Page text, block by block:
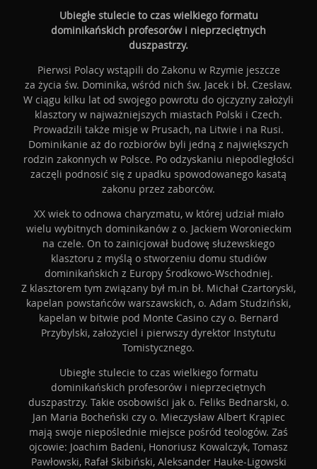
Ubiegłe stulecie to czas wielkiego formatu
dominikańskich profesorów i nieprzeciętnych
duszpastrzy.
Pierwsi Polacy wstąpili do Zakonu w Rzymie jeszcze
za życia św. Dominika, wśród nich św. Jacek i bł. Czesław.
W ciągu kilku lat od swojego powrotu do ojczyzny założyli
klasztory w najważniejszych miastach Polski i Czech.
Prowadzili także misje w Prusach, na Litwie i na Rusi.
Dominikanie aż do rozbiorów byli jedną z największych
rodzin zakonnych w Polsce. Po odzyskaniu niepodległości
zaczęli podnosić się z upadku spowodowanego kasatą
zakonu przez zaborców.
XX wiek to odnowa charyzmatu, w której udział miało
wielu wybitnych dominikanów z o. Jackiem Woronieckim
na czele. On to zainicjował budowę służewskiego
klasztoru z myślą o stworzeniu domu studiów
dominikańskich z Europy Środkowo-Wschodniej.
Z klasztorem tym związany był m.in bł. Michał Czartoryski,
kapelan powstańców warszawskich, o. Adam Studziński,
kapelan w bitwie pod Monte Casino czy o. Bernard
Przybylski, założyciel i pierwszy dyrektor Instytutu
Tomistycznego.
Ubiegłe stulecie to czas wielkiego formatu
dominikańskich profesorów i nieprzeciętnych
duszpastrzy. Takie osobowiści jak o. Feliks Bednarski, o.
Jan Maria Bocheński czy o. Mieczysław Albert Krąpiec
mają swoje niepoślednie miejsce pośród teologów. Zaś
ojcowie: Joachim Badeni, Honoriusz Kowalczyk, Tomasz
Pawłowski, Rafał Skibiński, Aleksander Hauke-Ligowski